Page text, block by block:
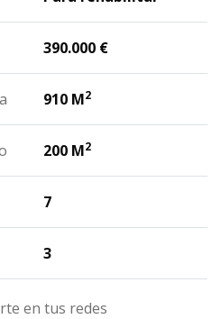
390.000 €
910 M2
200 M2
7
3
en tus redes